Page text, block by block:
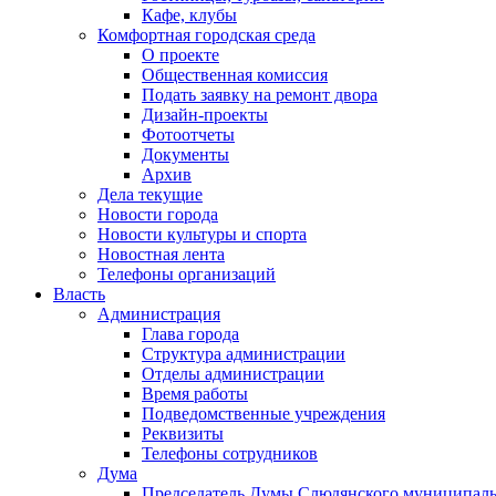
Кафе, клубы
Комфортная городская среда
О проекте
Общественная комиссия
Подать заявку на ремонт двора
Дизайн-проекты
Фотоотчеты
Документы
Архив
Дела текущие
Новости города
Новости культуры и спорта
Новостная лента
Телефоны организаций
Власть
Администрация
Глава города
Структура администрации
Отделы администрации
Время работы
Подведомственные учреждения
Реквизиты
Телефоны сотрудников
Дума